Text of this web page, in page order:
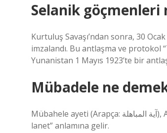
Selanik göçmenleri
Kurtuluş Savaşı’ndan sonra, 30
imzalandı. Bu antlaşma ve protokol
Yunanistan 1 Mayıs 1923’te bir
Mübadele ne
Mübahele ayeti (Arapça: آية المباهلة), Al-i İmran suresinin 61. ayetidir. Mübahele kelime anlamı olarak “karşılıklı
lanet” anlamına gelir.